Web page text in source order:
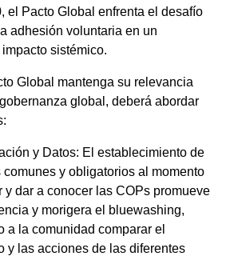
el Pacto Global enfrenta el desafío
adhesión voluntaria en un
sistémico.
Global mantenga su relevancia
global, deberá abordar
y Datos: El establecimiento de
comunes y obligatorios al momento
y dar a conocer las COPs promueve
y morigera el bluewashing,
a la comunidad comparar el
y las acciones de las diferentes